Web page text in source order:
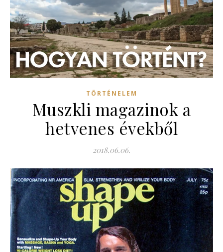
TÖRTÉNELEM
Muszkli magazinok a
hetvenes évekből
2018.06.06.